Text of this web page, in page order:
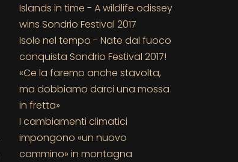
Islands in time - A wildlife odissey
wins Sondrio Festival 2017
Isole nel tempo - Nate dal fuoco
conquista Sondrio Festival 2017!
«Ce la faremo anche stavolta,
ma dobbiamo darci una mossa
in fretta»
I cambiamenti climatici
impongono «un nuovo
cammino» in montagna